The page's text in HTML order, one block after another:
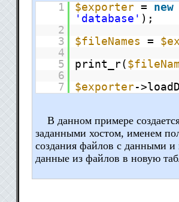
1
$exporter = new
'database' );
2
3
$fileNames =
4
5
print_r(
6
7
$exporter-
В данном примере
заданными хостом, именем
создания файлов с данными и
данные из файлов в новую